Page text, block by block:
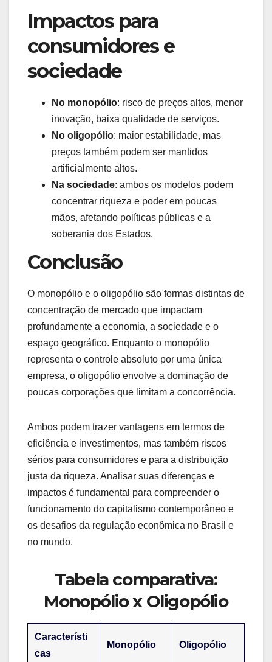
Impactos para
consumidores e
sociedade
No monopólio: risco de preços altos, menor
inovação, baixa qualidade de serviços.
No oligopólio: maior estabilidade, mas
preços também podem ser mantidos
artificialmente altos.
Na sociedade: ambos os modelos podem
concentrar riqueza e poder em poucas
mãos, afetando políticas públicas e a
soberania dos Estados.
Conclusão
O monopólio e o oligopólio são formas distintas de
concentração de mercado que impactam
profundamente a economia, a sociedade e o
espaço geográfico. Enquanto o monopólio
representa o controle absoluto por uma única
empresa, o oligopólio envolve a dominação de
poucas corporações que limitam a concorrência.
Ambos podem trazer vantagens em termos de
eficiência e investimentos, mas também riscos
sérios para consumidores e para a distribuição
justa da riqueza. Analisar suas diferenças e
impactos é fundamental para compreender o
funcionamento do capitalismo contemporâneo e
os desafios da regulação econômica no Brasil e
no mundo.
Tabela comparativa:
Monopólio x Oligopólio
Característi
cas
Monopólio Oligopólio